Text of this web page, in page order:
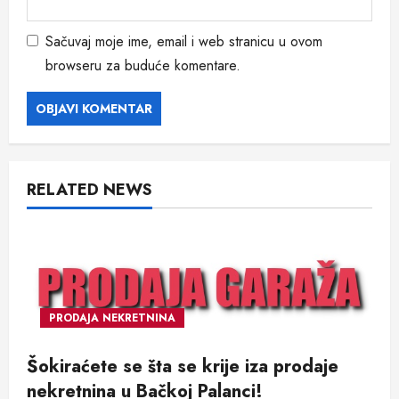
Sačuvaj moje ime, email i web stranicu u ovom
browseru za buduće komentare.
RELATED NEWS
PRODAJA NEKRETNINA
Šokiraćete se šta se krije iza prodaje
nekretnina u Bačkoj Palanci!